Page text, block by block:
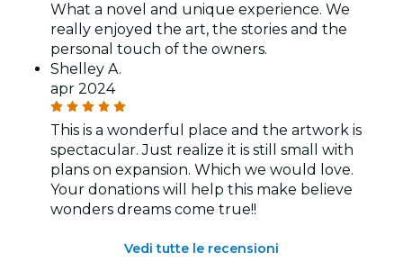
What a novel and unique experience. We
really enjoyed the art, the stories and the
personal touch of the owners.
Shelley A.
apr 2024
This is a wonderful place and the artwork is
spectacular. Just realize it is still small with
plans on expansion. Which we would love.
Your donations will help this make believe
wonders dreams come true!!
Vedi tutte le recensioni